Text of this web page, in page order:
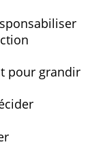
pour grandir